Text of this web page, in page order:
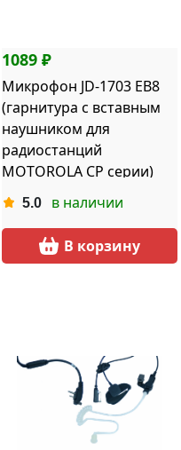
1089 ₽
Микрофон JD-1703 EB8
(гарнитура с вставным
наушником для
радиостанций
MOTOROLA CP серии)
5.0 в наличии
В корзину